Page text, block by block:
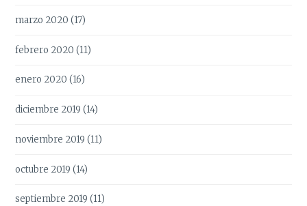
marzo 2020 (17)
febrero 2020 (11)
enero 2020 (16)
diciembre 2019 (14)
noviembre 2019 (11)
octubre 2019 (14)
septiembre 2019 (11)